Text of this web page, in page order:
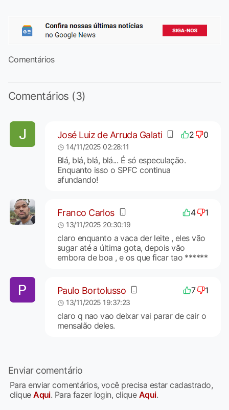
Comentários
Comentários (3)
José Luiz de Arruda Galati 2 0
14/11/2025 02:28:11
Blá, blá, blá, blá... É só especulação.
Enquanto isso o SPFC continua
afundando!
Franco Carlos 4 1
13/11/2025 20:30:19
claro enquanto a vaca der leite , eles vão
sugar até a última gota, depois vão
embora de boa , e os que ficar tao ******
Paulo Bortolusso 7 1
13/11/2025 19:37:23
claro q nao vao deixar vai parar de cair o
mensalão deles.
Enviar comentário
Para enviar comentários, você precisa estar cadastrado,
cliqueAqui. Para fazer login, clique Aqui.